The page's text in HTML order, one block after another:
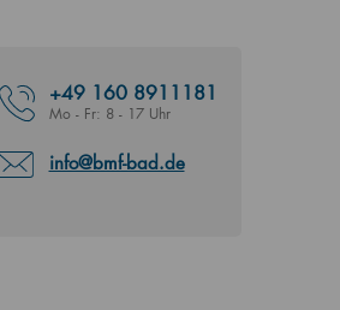
+49 160 8911181
Mo - Fr: 8 - 17 Uhr
info@bmf-bad.de